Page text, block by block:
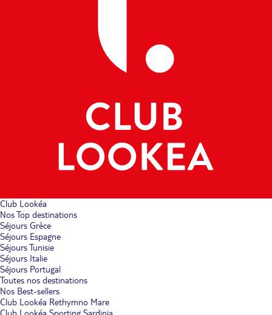
Club Lookéa
Nos Top destinations
Séjours Grèce
Séjours Espagne
Séjours Tunisie
Séjours Italie
Séjours Portugal
Toutes nos destinations
Nos Best-sellers
Club Lookéa Rethymno Mare